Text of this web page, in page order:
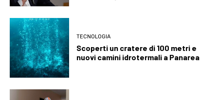
TECNOLOGIA
Scoperti un cratere di 100 metri e
nuovi camini idrotermali a Panarea